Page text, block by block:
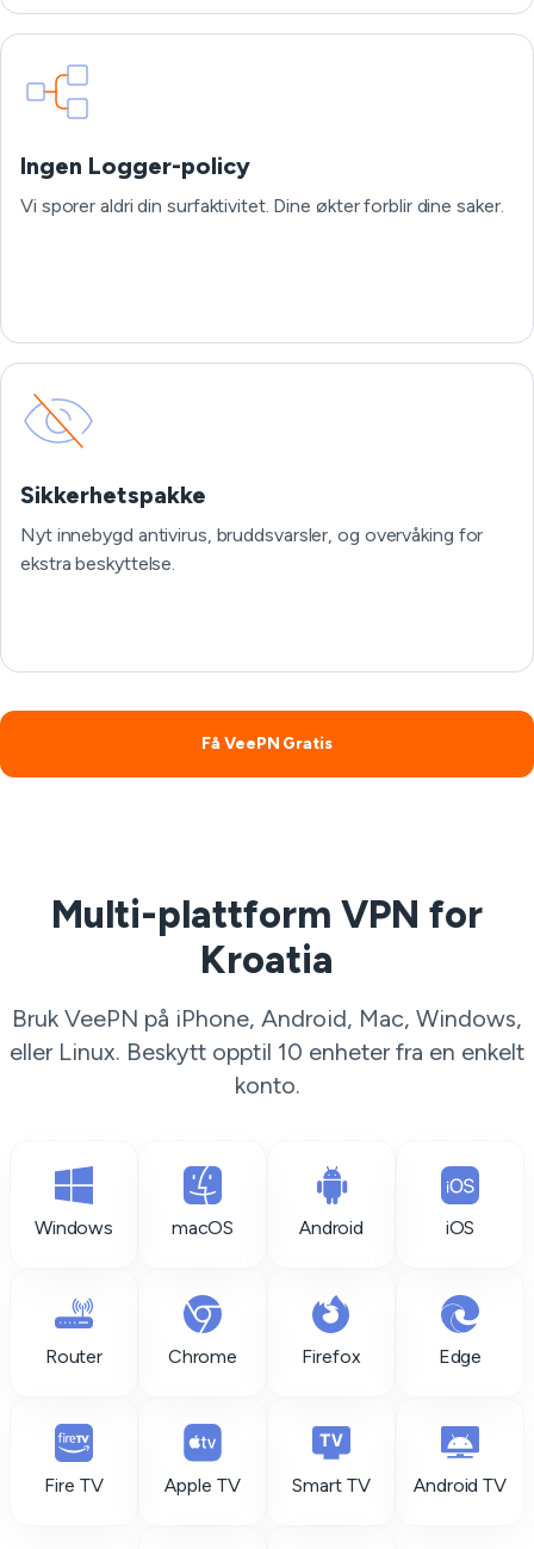
Ingen Logger-policy
Vi sporer aldri din surfaktivitet. Dine økter forblir dine saker.
Sikkerhetspakke
Nyt innebygd antivirus, bruddsvarsler, og overvåking for
ekstra beskyttelse.
Få VeePN Gratis
Multi-plattform VPN for
Kroatia
Bruk VeePN på iPhone, Android, Mac, Windows,
eller Linux. Beskytt opptil 10 enheter fra en enkelt
konto.
Windows macOS Android iOS
Router Chrome Firefox Edge
Fire TV Apple TV Smart TV Android TV